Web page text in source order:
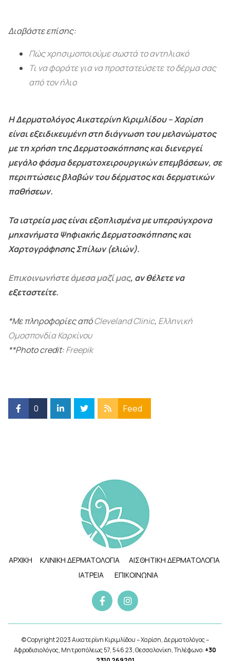
Διαβάστε επίσης:
Πώς χρησιμοποιούμε σωστά το αντηλιακό
Τι να φοράτε για να προστατεύσετε το δέρμα σας
από τον ήλιο
Η Δερματολόγος Αικατερίνη Κιριμλίδου – Χαρίση
είναι εξειδικευμένη στη διάγνωση του μελανώματος
με τη χρήση της Δερματοσκόπησης και διενεργεί
μεγάλο φάσμα δερματοχειρουργικών επεμβάσεων, σε
περιπτώσεις βλαβών του δέρματος και δερματικών
παθήσεων.
Τα ιατρεία μας είναι εξοπλισμένα με υπερσύγχρονα
μηχανήματα Ψηφιακής Δερματοσκόπησης και
Χαρτογράφησης Σπίλων (ελιών).
Επικοινωνήστε άμεσα μαζί μας, αν θέλετε να
εξεταστείτε.
*Με πληροφορίες απόCleveland Clinic, Ελληνική
Ομοσπονδία Καρκίνου
**Photo credit:Freepik
0 Feed
ΑΡΧΙΚΗ ΚΛΙΝΙΚΗ ΔΕΡΜΑΤΟΛΟΓΙΑ
ΑΙΣΘΗΤΙΚΗ ΔΕΡΜΑΤΟΛΟΓΙΑ
ΙΑΤΡΕΙΑ
ΕΠΙΚΟΙΝΩΝΙΑ
© Copyright 2023 Αικατερίνη Κιριμλίδου – Χαρίση, Δερματολόγος –
Αφροδισιολόγος, Μητροπόλεως 57, 546 23, Θεσσαλονίκη, Τηλέφωνο: +30